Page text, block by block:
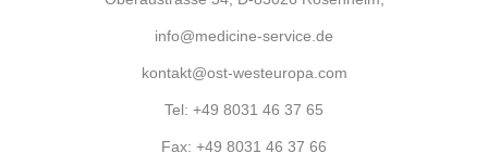
info@medicine-service.de
kontakt@ost-westeuropa.com
Tel: +49 8031 46 37 65
Fax: +49 8031 46 37 66